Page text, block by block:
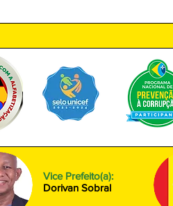
Vice Prefeito(a):
Dorivan Sobral